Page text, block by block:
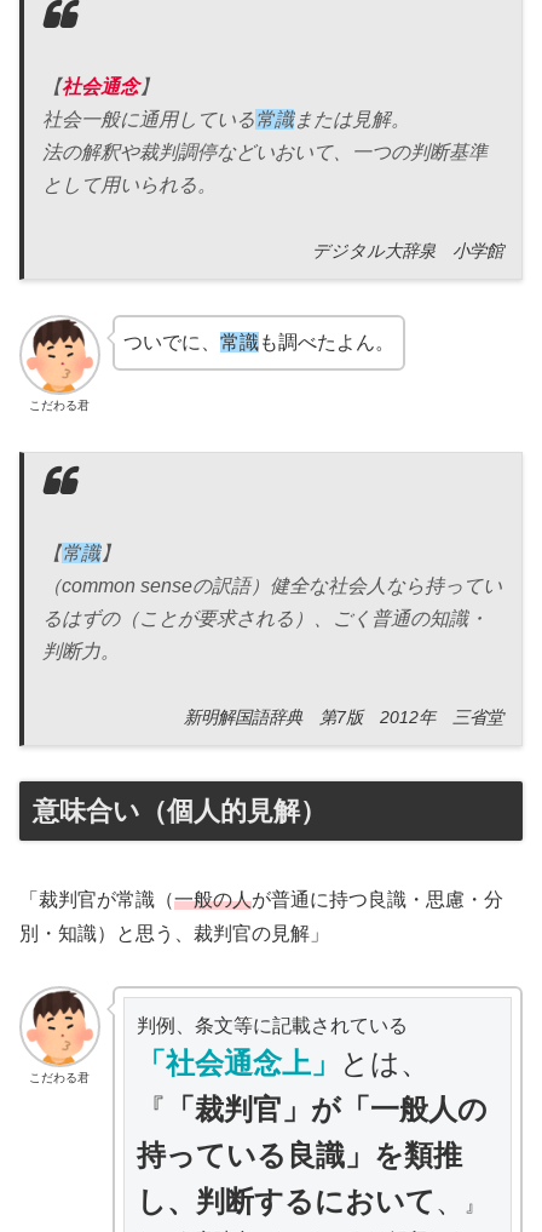
【社会通念】
社会一般に通用している常識または見解。
法の解釈や裁判調停などいおいて、一つの判断基準
として用いられる。
デジタル大辞泉 小学館
こだわる君
ついでに、 常識も調べたよん。
【常識】
（common senseの訳語）健全な社会人なら持ってい
るはずの（ことが要求される）、ごく普通の知識・
判断力。
新明解国語辞典 第7版 2012年 三省堂
意味合い（個人的見解）
「裁判官が常識（一般の人が普通に持つ良識・思慮・分
別・知識）と思う、裁判官の見解」
こだわる君 「社会通念上」
とは、
『 「裁判官」が「一般人の
持っている良識」を類推
し、判断するにおいて、
』